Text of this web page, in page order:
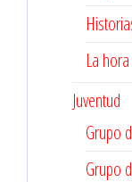
La
Juventud
Grupo
Grupo